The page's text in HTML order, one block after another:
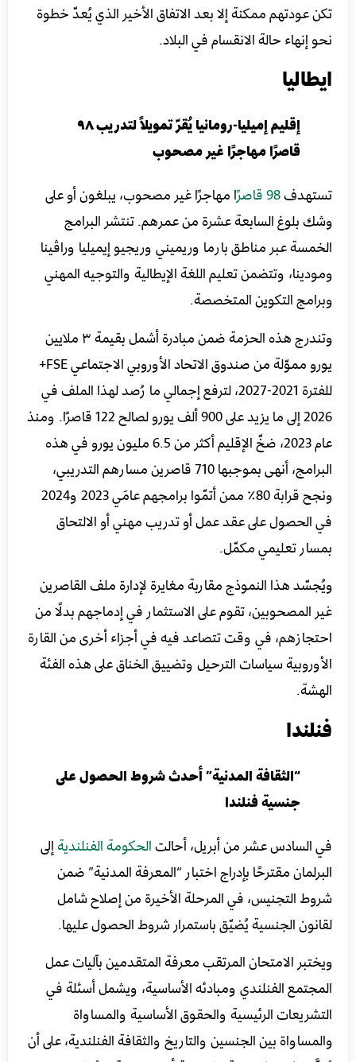
تكن عودتهم ممكنة إلا بعد الاتفاق الأخير الذي يُعدّ خطوة
نحو إنهاء حالة الانقسام في البلاد.
ايطاليا
إقليم إميليا-رومانيا يُقرّ تمويلاً لتدريب ٩٨
قاصرًا مهاجرًا غير مصحوب
تستهدف98 قاصرً
ا مهاجرًا غير مصحوب، يبلغون أو على
وشك بلوغ السابعة عشرة من عمرهم. تنتشر البرامج
الخمسة عبر مناطق بارما وريميني وريجيو إيميليا وراڤينا
ومودينا، وتتضمن تعليم اللغة الإيطالية والتوجيه المهني
وبرامج التكوين المتخصصة.
وتندرج هذه الحزمة ضمن مبادرة أشمل بقيمة ٣ ملايين
يورو مموّلة من صندوق الاتحاد الأوروبي الاجتماعي FSE+
للفترة 2021-2027، لترفع إجمالي ما رُصد لهذا الملف في
2026 إلى ما يزيد على 900 ألف يورو لصالح 122 قاصرًا. ومنذ
عام 2023، ضخّ الإقليم أكثر من 6.5 مليون يورو في هذه
البرامج، أنهى بموجبها 710 قاصرين مسارهم التدريبي،
ونجح قرابة 80٪ ممن أتمّوا برامجهم عامَي 2023 و2024
في الحصول على عقد عمل أو تدريب مهني أو الالتحاق
بمسار تعليمي مكمّل.
ويُجسّد هذا النموذج مقاربة مغايرة لإدارة ملف القاصرين
غير المصحوبين، تقوم على الاستثمار في إدماجهم بدلًا من
احتجازهم، في وقت تتصاعد فيه في أجزاء أخرى من القارة
الأوروبية سياسات الترحيل وتضييق الخناق على هذه الفئة
الهشة.
فنلندا
“الثقافة المدنية” أحدث شروط الحصول على
جنسية فنلندا
في السادس عشر من أبريل، أحالتالحكومة الفنلنديةإلى
البرلمان مقترحًا بإدراج اختبار “المعرفة المدنية” ضمن
شروط التجنيس، في المرحلة الأخيرة من إصلاح شامل
لقانون الجنسية يُضيّق باستمرار شروط الحصول عليها.
ويختبر الامتحان المرتقب معرفة المتقدمين بآليات عمل
المجتمع الفنلندي ومبادئه الأساسية، ويشمل أسئلة في
التشريعات الرئيسية والحقوق الأساسية والمساواة
والمساواة بين الجنسين والتاريخ والثقافة الفنلندية، على أن